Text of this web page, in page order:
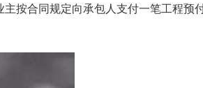
按合同规定向承包人支付一笔工程预